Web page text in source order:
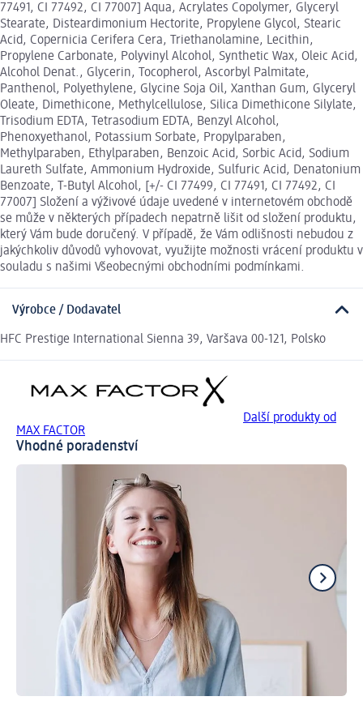
77491, CI 77492, CI 77007] Aqua, Acrylates Copolymer, Glyceryl
Stearate, Disteardimonium Hectorite, Propylene Glycol, Stearic
Acid, Copernicia Cerifera Cera, Triethanolamine, Lecithin,
Propylene Carbonate, Polyvinyl Alcohol, Synthetic Wax, Oleic Acid,
Alcohol Denat., Glycerin, Tocopherol, Ascorbyl Palmitate,
Panthenol, Polyethylene, Glycine Soja Oil, Xanthan Gum, Glyceryl
Oleate, Dimethicone, Methylcellulose, Silica Dimethicone Silylate,
Trisodium EDTA, Tetrasodium EDTA, Benzyl Alcohol,
Phenoxyethanol, Potassium Sorbate, Propylparaben,
Methylparaben, Ethylparaben, Benzoic Acid, Sorbic Acid, Sodium
Laureth Sulfate, Ammonium Hydroxide, Sulfuric Acid, Denatonium
Benzoate, T-Butyl Alcohol, [+/- CI 77499, CI 77491, CI 77492, CI
77007] Složení a výživové údaje uvedené v internetovém obchodě
se může v některých případech nepatrně lišit od složení produktu,
který Vám bude doručený. V případě, že Vám odlišnosti nebudou z
jakýchkoliv důvodů vyhovovat, využijte možnosti vrácení produktu v
souladu s našimi Všeobecnými obchodními podmínkami.
Výrobce / Dodavatel
HFC Prestige International Sienna 39, Varšava 00-121, Polsko
Další produkty od
MAX FACTOR
Vhodné poradenství